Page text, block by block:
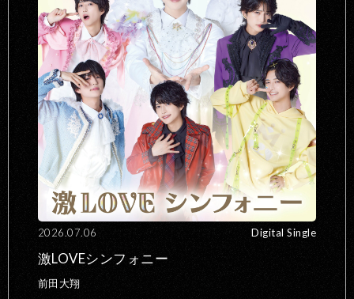
2026.07.06 Digital Single
激LOVEシンフォニー
前田大翔